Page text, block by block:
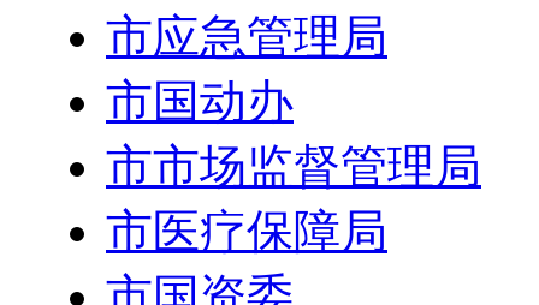
市应急管理局
市国动办
市市场监督管理局
市医疗保障局